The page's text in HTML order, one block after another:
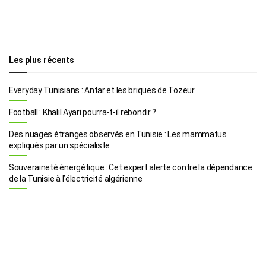
Les plus récents
Everyday Tunisians : Antar et les briques de Tozeur
Football : Khalil Ayari pourra-t-il rebondir ?
Des nuages étranges observés en Tunisie : Les mammatus
expliqués par un spécialiste
Souveraineté énergétique : Cet expert alerte contre la dépendance
de la Tunisie à l’électricité algérienne